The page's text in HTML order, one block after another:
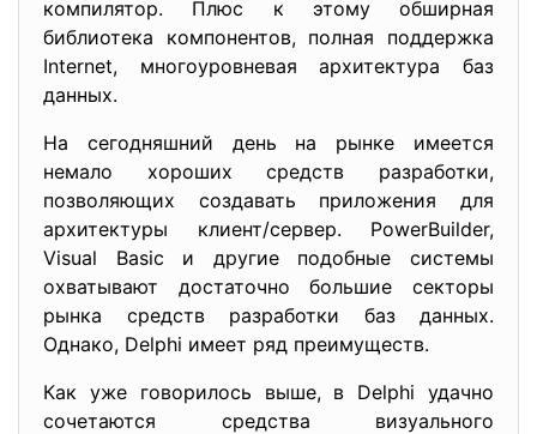
компилятор. Плюс к этому обширная
библиотека компонентов, полная поддержка
Internet, многоуровневая архитектура баз
данных.
На сегодняшний день на рынке имеется
немало хороших средств разработки,
позволяющих создавать приложения для
архитектуры клиент/сервер. PowerBuilder,
Visual Basic и другие подобные системы
охватывают достаточно большие секторы
рынка средств разработки баз данных.
Однако, Delphi имеет ряд преимуществ.
Как уже говорилось выше, в Delphi удачно
сочетаются средства визуального